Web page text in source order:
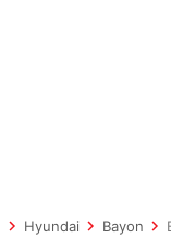
Hyundai Bayon